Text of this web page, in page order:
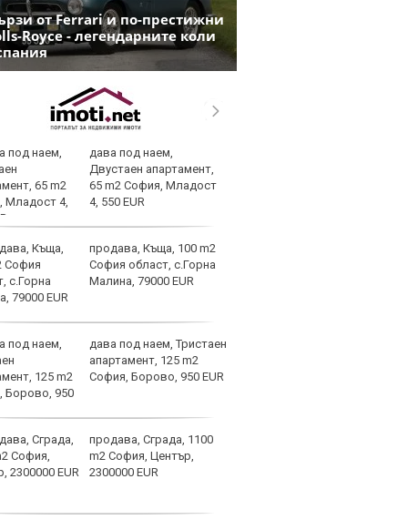
от Ferrari и по-престижни
Royce - легендарните коли
дава под наем,
Двустаен апартамент,
65 m2 София, Младост
4, 550 EUR
продава, Къща, 100 m2
София област, с.Горна
Малина, 79000 EUR
дава под наем, Тристаен
апартамент, 125 m2
София, Борово, 950 EUR
продава, Сграда, 1100
m2 София, Център,
2300000 EUR